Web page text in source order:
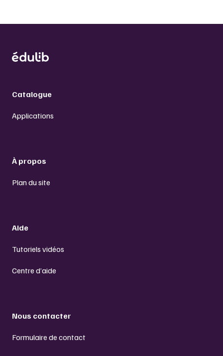
Catalogue
Applications
À propos
Plan du site
Aide
Tutoriels vidéos
Centre d’aide
Nous contacter
Formulaire de contact